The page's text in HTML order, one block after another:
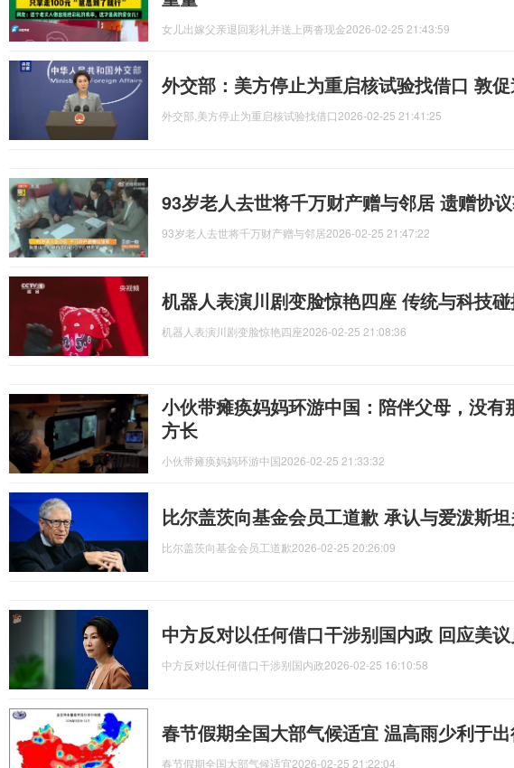
女儿出嫁父亲退回彩礼并送上两沓现金2026-02-25 21:43:59
外交部：美方停止为重启核试验找借口 敦
外交部,美方停止为重启核试验找借口2026-02-25 21:41:25
93岁老人去世将千万财产赠与邻居 遗赠协
93岁老人去世将千万财产赠与邻居2026-02-25 21:47:22
机器人表演川剧变脸惊艳四座 传统与科技
机器人表演川剧变脸惊艳四座2026-02-25 21:08:36
小伙带瘫痪妈妈环游中国：陪伴父母，没有
方长
小伙带瘫痪妈妈环游中国2026-02-25 21:33:32
比尔盖茨向基金会员工道歉 承认与爱泼斯
比尔盖茨向基金会员工道歉2026-02-25 20:26:09
中方反对以任何借口干涉别国内政 回应美
中方反对以任何借口干涉别国内政2026-02-25 16:10:58
春节假期全国大部气候适宜 温高雨少利于
春节假期全国大部气候适宜2026-02-25 21:22:04